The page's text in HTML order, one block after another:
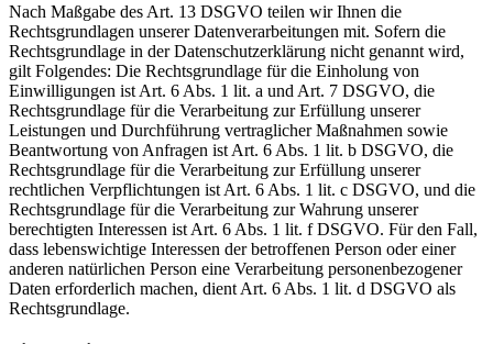
Nach Maßgabe des Art. 13 DSGVO teilen wir Ihnen die
Rechtsgrundlagen unserer Datenverarbeitungen mit. Sofern die
Rechtsgrundlage in der Datenschutzerklärung nicht genannt wird,
gilt Folgendes: Die Rechtsgrundlage für die Einholung von
Einwilligungen ist Art. 6 Abs. 1 lit. a und Art. 7 DSGVO, die
Rechtsgrundlage für die Verarbeitung zur Erfüllung unserer
Leistungen und Durchführung vertraglicher Maßnahmen sowie
Beantwortung von Anfragen ist Art. 6 Abs. 1 lit. b DSGVO, die
Rechtsgrundlage für die Verarbeitung zur Erfüllung unserer
rechtlichen Verpflichtungen ist Art. 6 Abs. 1 lit. c DSGVO, und die
Rechtsgrundlage für die Verarbeitung zur Wahrung unserer
berechtigten Interessen ist Art. 6 Abs. 1 lit. f DSGVO. Für den Fall,
dass lebenswichtige Interessen der betroffenen Person oder einer
anderen natürlichen Person eine Verarbeitung personenbezogener
Daten erforderlich machen, dient Art. 6 Abs. 1 lit. d DSGVO als
Rechtsgrundlage.